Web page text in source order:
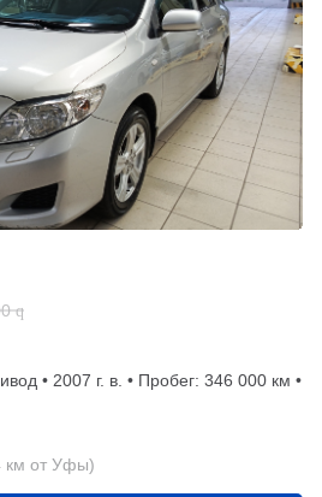
q
• 2007 г. в. • Пробег: 346 000 км •
км от Уфы)